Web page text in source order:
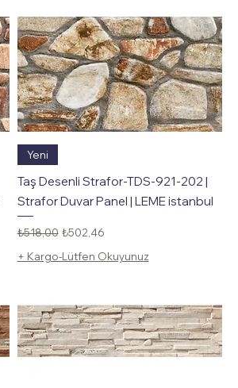
Yeni
Taş Desenli Strafor-TDS-921-202 |
Strafor Duvar Panel | LEME istanbul
Normal Fiyat
₺518,00 İndirimli Fiyat
₺502,46
+ Kargo-Lütfen Okuyunuz